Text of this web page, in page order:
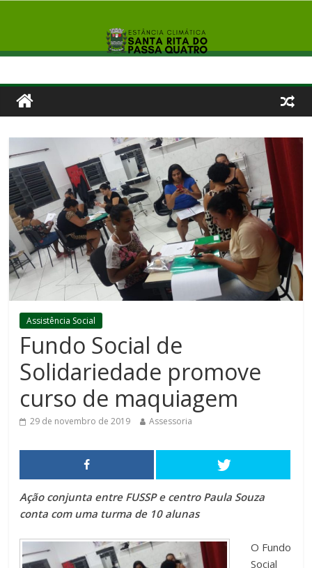
Assistência Social
Fundo Social de
Solidariedade promove
curso de maquiagem
29 de novembro de 2019 Assessoria
Ação conjunta entre FUSSP e centro Paula Souza
conta com uma turma de 10 alunas
O Fundo
Social